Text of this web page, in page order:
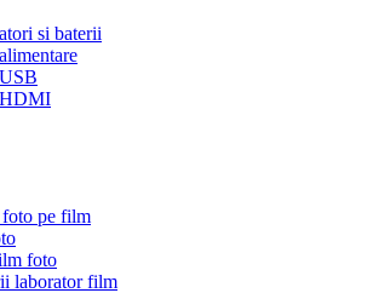
si baterii
foto pe film
foto
laborator film